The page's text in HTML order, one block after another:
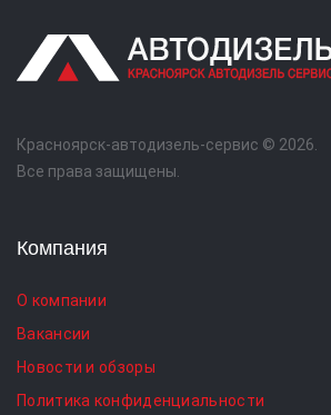
Красноярск-автодизель-сервис © 2026.
Все права защищены.
Компания
О компании
Вакансии
Новости и обзоры
Политика конфиденциальности